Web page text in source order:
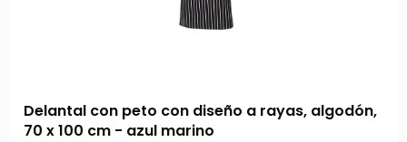
Delantal con peto con diseño a rayas, algodón,
70 x 100 cm - azul marino